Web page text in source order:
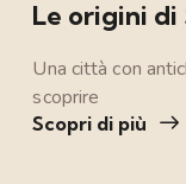
Le origini
Una città con
scoprire
Scopri di più